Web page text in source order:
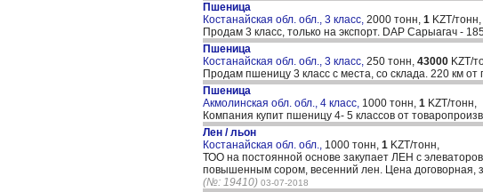
Пшеница
Костанайская обл. обл., 3 класс, 2000 тонн, 1 KZT/тонн,
Продам 3 класс, только на экспорт. DAP Сарыагач -
Пшеница
Костанайская обл. обл., 3 класс, 250 тонн, 43000 KZT/
Продам пшеницу 3 класс с места, со склада. 220 км от
Пшеница
Акмолинская обл. обл., 4 класс, 1000 тонн, 1 KZT/тонн,
Компания купит пшеницу 4- 5 классов от
Лен / льон
Костанайская обл. обл., 1000 тонн, 1 KZT/тонн,
ТОО на постоянной основе закупает ЛЕН с
повышенным сором, весенний лен. Цена договорная,
(№: 19410) 03-07-2018